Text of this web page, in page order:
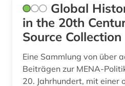
Global
in the 20th
Source Collection
Eine Sammlung von über
Beiträgen zur MENA-
20. Jahrhundert, mit einer